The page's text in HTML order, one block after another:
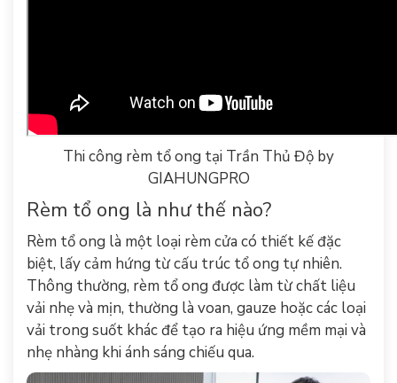
Thi công rèm tổ ong tại Trần Thủ Độ by
GIAHUNGPRO
Rèm tổ ong là như thế nào?
Rèm tổ ong là một loại rèm cửa có thiết kế đặc
biệt, lấy cảm hứng từ cấu trúc tổ ong tự nhiên.
Thông thường, rèm tổ ong được làm từ chất liệu
vải nhẹ và mịn, thường là voan, gauze hoặc các loại
vải trong suốt khác để tạo ra hiệu ứng mềm mại và
nhẹ nhàng khi ánh sáng chiếu qua.